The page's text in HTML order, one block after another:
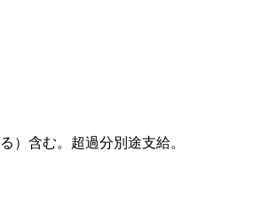
）含む。超過分別途支給。